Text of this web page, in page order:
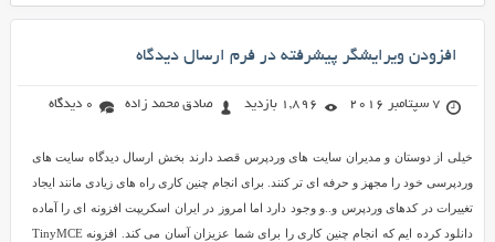
افزودن ویرایشگر پیشرفته در فرم ارسال دیدگاه
7 سپتامبر 2016 1,896 بازدید صادق محمد زاده 0 دیدگاه
خیلی از دوستان و مدیران سایت های وردپرس قصد دارند بخش ارسال دیدگاه سایت های
وردپرسی خود را مجهز و حرفه ای تر کنند. برای انجام چنین کاری راه های زیادی مانند ایجاد
تغییرات در کدهای وردپرس و..و وجود دارد اما امروز در ایران اسکریپت افزونه ای را آماده
دانلود کرده ایم که انجام چنین کاری را برای شما عزیزان آسان می کند. افزونه TinyMCE